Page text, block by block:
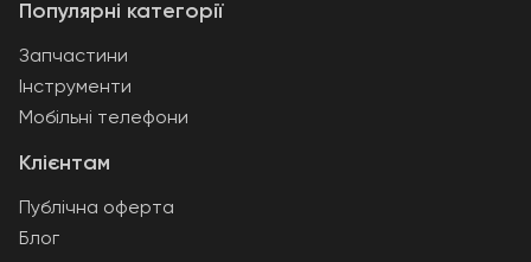
Клієнтам
Публічна оферта
Блог
Популярні категорії
Запчастини
Інструменти
Мобільні телефони